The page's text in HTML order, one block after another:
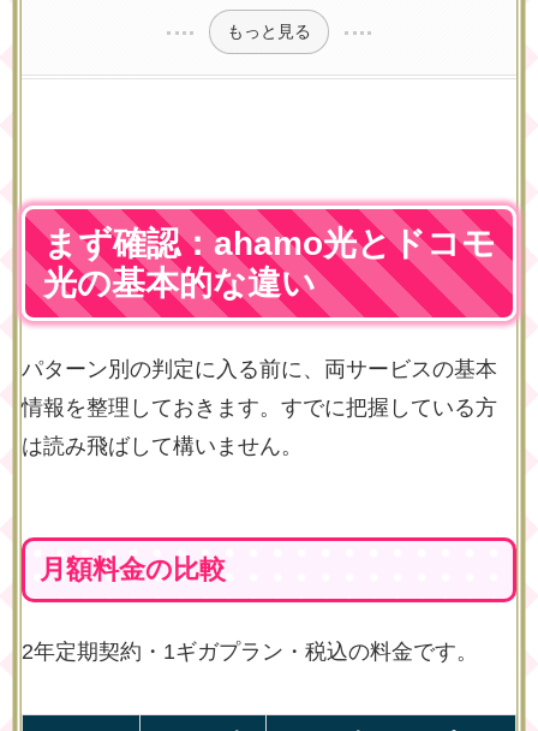
もっと見る
まず確認：ahamo光とドコモ
光の基本的な違い
パターン別の判定に入る前に、両サービスの基本
情報を整理しておきます。すでに把握している方
は読み飛ばして構いません。
月額料金の比較
2年定期契約・1ギガプラン・税込の料金です。